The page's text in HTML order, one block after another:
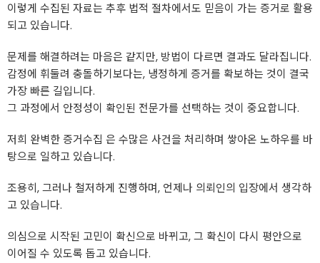
이렇게 수집된 자료는 추후 법적 절차에서도 믿음이 가는 증거로 활용
되고 있습니다.
문제를 해결하려는 마음은 같지만, 방법이 다르면 결과도 달라집니다.
감정에 휘둘려 충돌하기보다는, 냉정하게 증거를 확보하는 것이 결국
가장 빠른 길입니다.
그 과정에서 안정성이 확인된 전문가를 선택하는 것이 중요합니다.
저희 완벽한 증거수집 은 수많은 사건을 처리하며 쌓아온 노하우를 바
탕으로 일하고 있습니다.
조용히, 그러나 철저하게 진행하며, 언제나 의뢰인의 입장에서 생각하
고 있습니다.
의심으로 시작된 고민이 확신으로 바뀌고, 그 확신이 다시 평안으로
이어질 수 있도록 돕고 있습니다.